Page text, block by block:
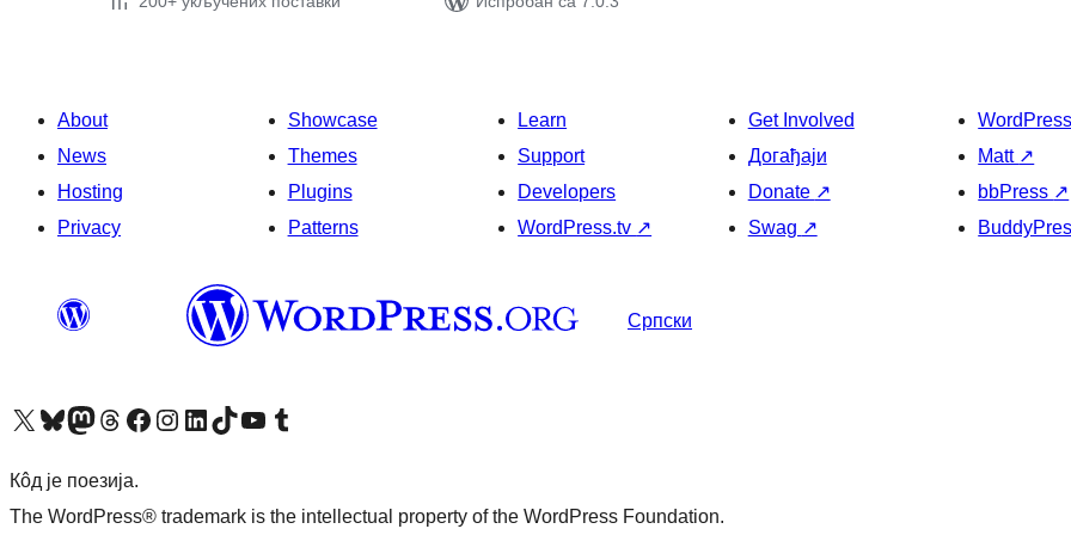
About
News
Hosting
Privacy
Showcase
Themes
Plugins
Patterns
Learn
Support
Developers
WordPress.tv ↗
Get Involved
Догађаји
Donate ↗
Swag ↗
Matt ↗
bbPress ↗
Српски
Visit our X (formerly Twitter) account
Посетите наш Bluesky налог
Visit our Mastodon account
Посетите наш налог на Threads-у Visit our Facebook pageПосетите наш Инстаграм налог
Visit our LinkedIn account
Посетите наш TikTok налог
Visit our YouTube channel
Посетите наш Tumblr налог
Кôд је поезија.
The WordPress® trademark is the intellectual property of the WordPress Foundation.